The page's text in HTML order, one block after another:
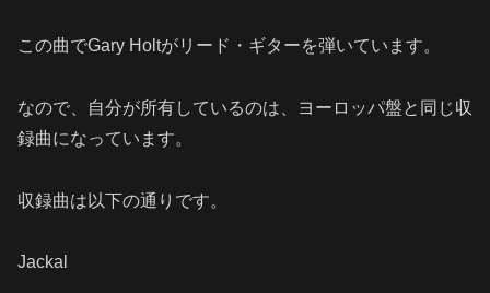
この曲でGary Holtがリード・ギターを弾いています。
なので、自分が所有しているのは、ヨーロッパ盤と同じ収
録曲になっています。
収録曲は以下の通りです。
Jackal